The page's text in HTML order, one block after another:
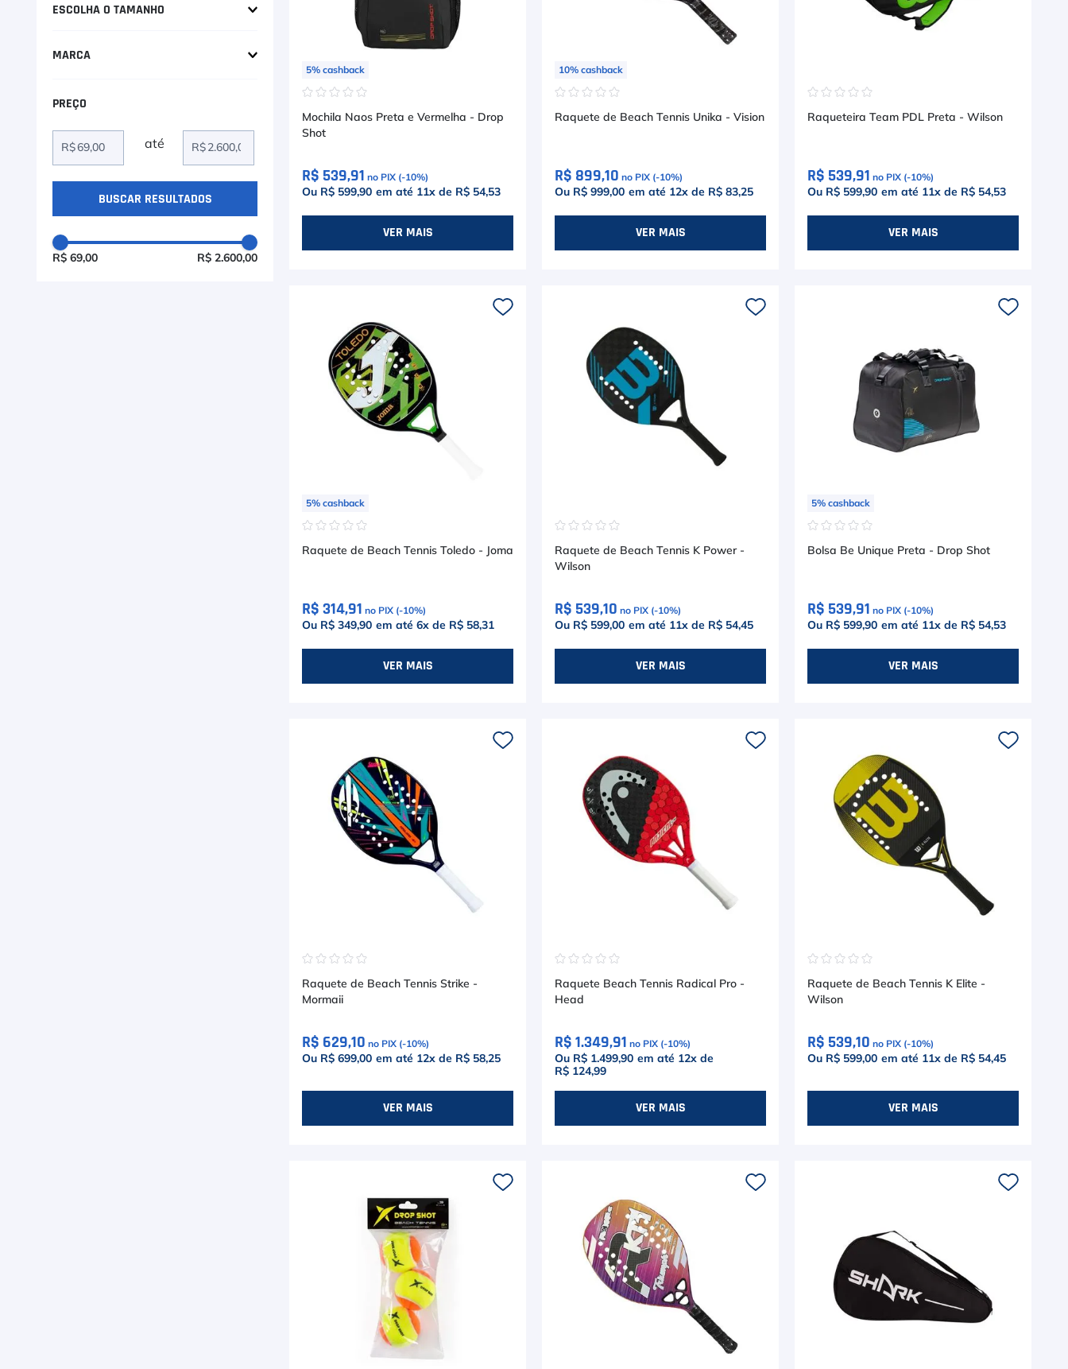
Bolas
Mochilas
Para Jogo
Outros
Estágio 2
Regata Bt
Raqueteiras
Munhequeiras Bt
ESCOLHA O TAMANHO
MARCA
Adidas
Quicksand
Vision
R$ R$
R$ 69,00 R$ 2.600,00
5% cashback
☆☆☆☆☆
Mochila Naos Preta e Vermelha - Drop
Shot
R$ 539,91 no PIX (-10%)
Ou R$ 599,90 em até 11x de R$ 54,53
VER MAIS
10% cashback
☆☆☆☆☆
Raquete de Beach Tennis Unika - Vision
R$ 899,10 no PIX (-10%)
Ou R$ 999,00 em até 12x de R$ 83,25
VER MAIS
☆☆☆☆☆
Raqueteira Team PDL Preta - Wilson
R$ 539,91 no PIX (-10%)
Ou R$ 599,90 em até 11x de R$ 54,53
VER MAIS
5% cashback
☆☆☆☆☆
Raquete de Beach Tennis Toledo - Joma
R$ 314,91 no PIX (-10%)
Ou R$ 349,90 em até 6x de R$ 58,31
VER MAIS
☆☆☆☆☆
Raquete de Beach Tennis K Power -
Wilson
R$ 539,10 no PIX (-10%)
Ou R$ 599,00 em até 11x de R$ 54,45
VER MAIS
5% cashback
☆☆☆☆☆
Bolsa Be Unique Preta - Drop Shot
R$ 539,91 no PIX (-10%)
Ou R$ 599,90 em até 11x de R$ 54,53
VER MAIS
☆☆☆☆☆
Raquete de Beach Tennis Strike -
Mormaii
R$ 629,10 no PIX (-10%)
Ou R$ 699,00 em até 12x de R$ 58,25
VER MAIS
☆☆☆☆☆
Raquete Beach Tennis Radical Pro -
Head
R$ 1.349,91 no PIX (-10%)
Ou R$ 1.499,90 em até 12x de
R$ 124,99
VER MAIS
☆☆☆☆☆
Raquete de Beach Tennis K Elite -
Wilson
R$ 539,10 no PIX (-10%)
Ou R$ 599,00 em até 11x de R$ 54,45
VER MAIS
Camiseta